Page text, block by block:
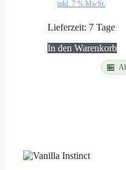
inkl. 7 % MwSt.
Lieferzeit: 7 Tage
In den Warenkorb
🏪